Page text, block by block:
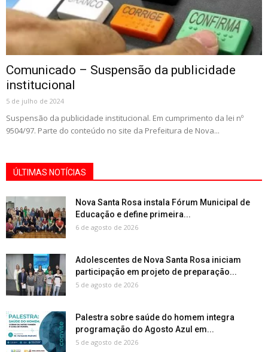
Comunicado – Suspensão da publicidade
institucional
5 de julho de 2024
Suspensão da publicidade institucional. Em cumprimento da lei nº
9504/97. Parte do conteúdo no site da Prefeitura de Nova...
ÚLTIMAS NOTÍCIAS
Nova Santa Rosa instala Fórum Municipal de
Educação e define primeira...
6 de agosto de 2026
Adolescentes de Nova Santa Rosa iniciam
participação em projeto de preparação...
5 de agosto de 2026
Palestra sobre saúde do homem integra
programação do Agosto Azul em...
5 de agosto de 2026